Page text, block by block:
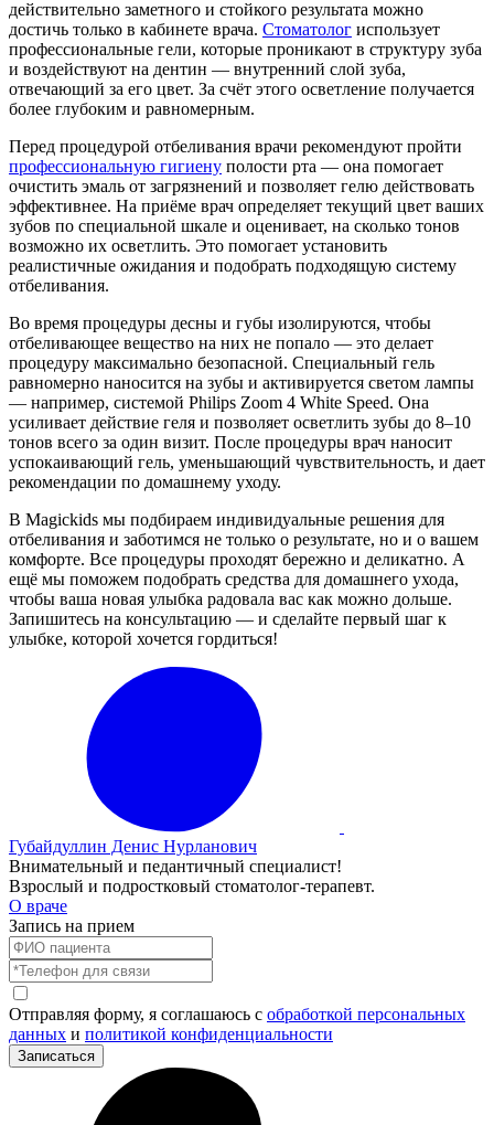
действительно заметного и стойкого результата можно
достичь только в кабинете врача. Стоматолог использует
профессиональные гели, которые проникают в структуру зуба
и воздействуют на дентин — внутренний слой зуба,
отвечающий за его цвет. За счёт этого осветление получается
более глубоким и равномерным.
Перед процедурой отбеливания врачи рекомендуют пройти
профессиональную гигиену полости рта — она помогает
очистить эмаль от загрязнений и позволяет гелю действовать
эффективнее. На приёме врач определяет текущий цвет ваших
зубов по специальной шкале и оценивает, на сколько тонов
возможно их осветлить. Это помогает установить
реалистичные ожидания и подобрать подходящую систему
отбеливания.
Во время процедуры десны и губы изолируются, чтобы
отбеливающее вещество на них не попало — это делает
процедуру максимально безопасной. Специальный гель
равномерно наносится на зубы и активируется светом лампы
— например, системой Philips Zoom 4 White Speed. Она
усиливает действие геля и позволяет осветлить зубы до 8–10
тонов всего за один визит. После процедуры врач наносит
успокаивающий гель, уменьшающий чувствительность, и дает
рекомендации по домашнему уходу.
В Magickids мы подбираем индивидуальные решения для
отбеливания и заботимся не только о результате, но и о вашем
комфорте. Все процедуры проходят бережно и деликатно. А
ещё мы поможем подобрать средства для домашнего ухода,
чтобы ваша новая улыбка радовала вас как можно дольше.
Запишитесь на консультацию — и сделайте первый шаг к
улыбке, которой хочется гордиться!
Губайдуллин Денис Нурланович
Внимательный и педантичный специалист!
Взрослый и подростковый стоматолог-терапевт.
О враче
Запись на прием
Отправляя форму, я соглашаюсь с обработкой персональных
данных и политикой конфиденциальности
Записаться